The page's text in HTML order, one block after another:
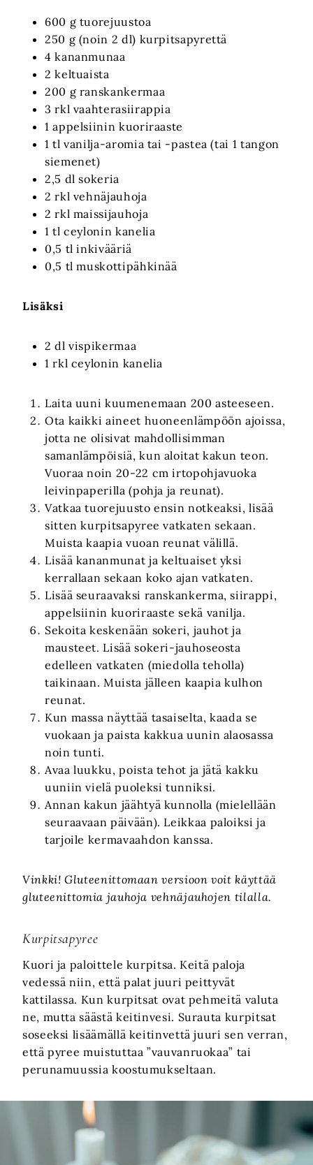
600 g tuorejuustoa
250 g (noin 2 dl) kurpitsapyrettä
4 kananmunaa
2 keltuaista
200 g ranskankermaa
3 rkl vaahterasiirappia
1 appelsiinin kuoriraaste
1 tl vanilja-aromia tai -pastea (tai 1 tangon
siemenet)
2,5 dl sokeria
2 rkl vehnäjauhoja
2 rkl maissijauhoja
1 tl ceylonin kanelia
0,5 tl inkivääriä
0,5 tl muskottipähkinää
Lisäksi
2 dl vispikermaa
1 rkl ceylonin kanelia
Laita uuni kuumenemaan 200 asteeseen.
Ota kaikki aineet huoneenlämpöön ajoissa,
jotta ne olisivat mahdollisimman
samanlämpöisiä, kun aloitat kakun teon.
Vuoraa noin 20-22 cm irtopohjavuoka
leivinpaperilla (pohja ja reunat).
Vatkaa tuorejuusto ensin notkeaksi, lisää
sitten kurpitsapyree vatkaten sekaan.
Muista kaapia vuoan reunat välillä.
Lisää kananmunat ja keltuaiset yksi
kerrallaan sekaan koko ajan vatkaten.
Lisää seuraavaksi ranskankerma, siirappi,
appelsiinin kuoriraaste sekä vanilja.
Sekoita keskenään sokeri, jauhot ja
mausteet. Lisää sokeri-jauhoseosta
edelleen vatkaten (miedolla teholla)
taikinaan. Muista jälleen kaapia kulhon
reunat.
Kun massa näyttää tasaiselta, kaada se
vuokaan ja paista kakkua uunin alaosassa
noin tunti.
Avaa luukku, poista tehot ja jätä kakku
uuniin vielä puoleksi tunniksi.
Annan kakun jäähtyä kunnolla (mielellään
seuraavaan päivään). Leikkaa paloiksi ja
tarjoile kermavaahdon kanssa.
Vinkki! Gluteenittomaan versioon voit käyttää
gluteenittomia jauhoja vehnäjauhojen tilalla.
Kurpitsapyree
Kuori ja paloittele kurpitsa. Keitä paloja
vedessä niin, että palat juuri peittyvät
kattilassa. Kun kurpitsat ovat pehmeitä valuta
ne, mutta säästä keitinvesi. Surauta kurpitsat
soseeksi lisäämällä keitinvettä juuri sen verran,
että pyree muistuttaa ”vauvanruokaa” tai
perunamuussia koostumukseltaan.